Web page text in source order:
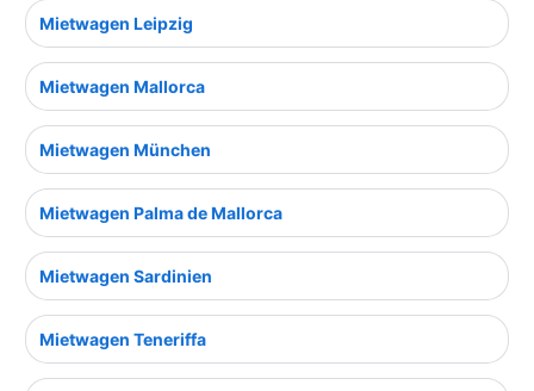
Mietwagen Leipzig
Mietwagen Mallorca
Mietwagen München
Mietwagen Palma de Mallorca
Mietwagen Sardinien
Mietwagen Teneriffa